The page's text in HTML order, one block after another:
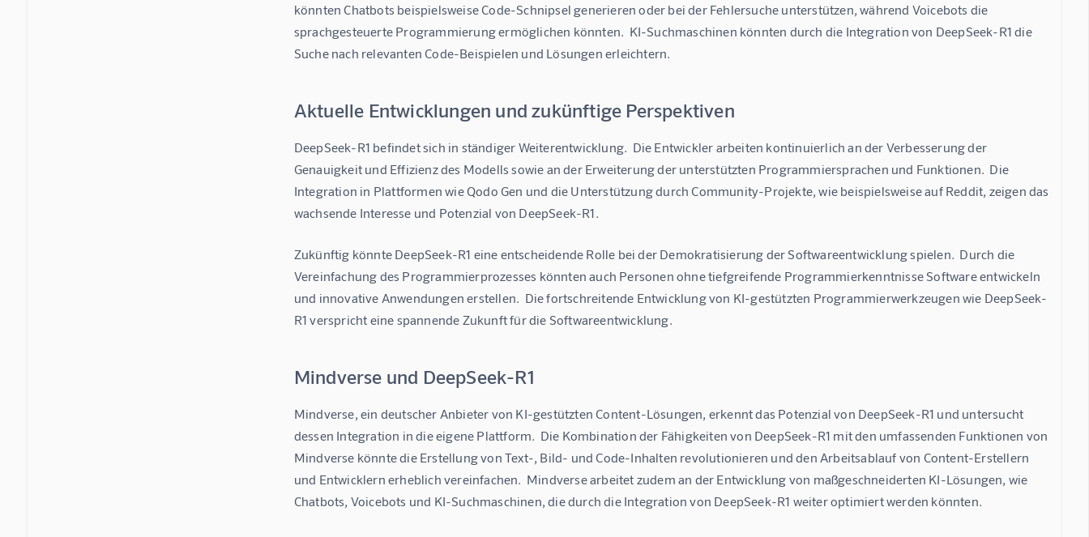
könnten Chatbots beispielsweise Code-Schnipsel generieren oder bei der Fehlersuche unterstützen, während Voicebots die
sprachgesteuerte Programmierung ermöglichen könnten.  KI-Suchmaschinen könnten durch die Integration von DeepSeek-R1 die
Suche nach relevanten Code-Beispielen und Lösungen erleichtern.
Aktuelle Entwicklungen und zukünftige Perspektiven
DeepSeek-R1 befindet sich in ständiger Weiterentwicklung.  Die Entwickler arbeiten kontinuierlich an der Verbesserung der
Genauigkeit und Effizienz des Modells sowie an der Erweiterung der unterstützten Programmiersprachen und Funktionen.  Die
Integration in Plattformen wie Qodo Gen und die Unterstützung durch Community-Projekte, wie beispielsweise auf Reddit, zeigen das
wachsende Interesse und Potenzial von DeepSeek-R1.
Zukünftig könnte DeepSeek-R1 eine entscheidende Rolle bei der Demokratisierung der Softwareentwicklung spielen.  Durch die
Vereinfachung des Programmierprozesses könnten auch Personen ohne tiefgreifende Programmierkenntnisse Software entwickeln
und innovative Anwendungen erstellen.  Die fortschreitende Entwicklung von KI-gestützten Programmierwerkzeugen wie DeepSeek-
R1 verspricht eine spannende Zukunft für die Softwareentwicklung.
Mindverse und DeepSeek-R1
Mindverse, ein deutscher Anbieter von KI-gestützten Content-Lösungen, erkennt das Potenzial von DeepSeek-R1 und untersucht
dessen Integration in die eigene Plattform.  Die Kombination der Fähigkeiten von DeepSeek-R1 mit den umfassenden Funktionen von
Mindverse könnte die Erstellung von Text-, Bild- und Code-Inhalten revolutionieren und den Arbeitsablauf von Content-Erstellern
und Entwicklern erheblich vereinfachen.  Mindverse arbeitet zudem an der Entwicklung von maßgeschneiderten KI-Lösungen, wie
Chatbots, Voicebots und KI-Suchmaschinen, die durch die Integration von DeepSeek-R1 weiter optimiert werden könnten.